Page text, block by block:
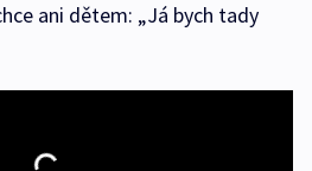
ani dětem: „Já bych tady